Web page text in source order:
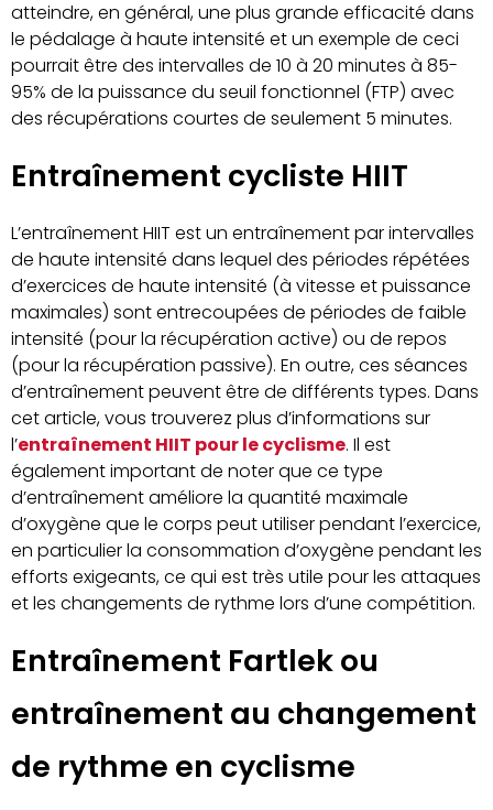
atteindre, en général, une plus grande efficacité dans
le pédalage à haute intensité et un exemple de ceci
pourrait être des intervalles de 10 à 20 minutes à 85-
95% de la puissance du seuil fonctionnel (FTP) avec
des récupérations courtes de seulement 5 minutes.
Entraînement cycliste HIIT
L’entraînement HIIT est un entraînement par intervalles
de haute intensité dans lequel des périodes répétées
d’exercices de haute intensité (à vitesse et puissance
maximales) sont entrecoupées de périodes de faible
intensité (pour la récupération active) ou de repos
(pour la récupération passive). En outre, ces séances
d’entraînement peuvent être de différents types. Dans
cet article, vous trouverez plus d’informations sur
l’entraînement HIIT pour le cyclisme. Il est
également important de noter que ce type
d’entraînement améliore la quantité maximale
d’oxygène que le corps peut utiliser pendant l’exercice,
en particulier la consommation d’oxygène pendant les
efforts exigeants, ce qui est très utile pour les attaques
et les changements de rythme lors d’une compétition.
Entraînement Fartlek ou
entraînement au changement
de rythme en cyclisme